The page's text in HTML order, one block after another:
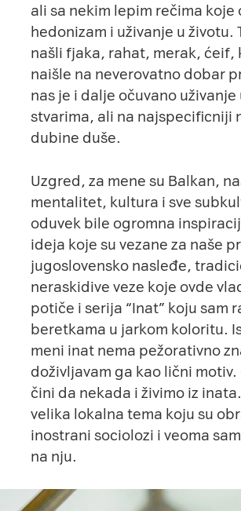
ali sa nekim lepim rečima koje
hedonizam i uživanje u životu.
našli fjaka, rahat, merak, ćeif,
naišle na neverovatno dobar
nas je i dalje očuvano uživanje
stvarima, ali na najspecificniji
dubine duše.
Uzgred, za mene su Balkan,
mentalitet, kultura i sve
oduvek bile ogromna
ideja koje su vezane za naše
jugoslovensko nasleđe,
neraskidive veze koje ovde
potiče i serija “Inat” koju sam
beretkama u jarkom koloritu.
meni inat nema pežorativno
doživljavam ga kao lični motiv.
čini da nekada i živimo iz
velika lokalna tema koju su
inostrani sociolozi i veoma
na nju.